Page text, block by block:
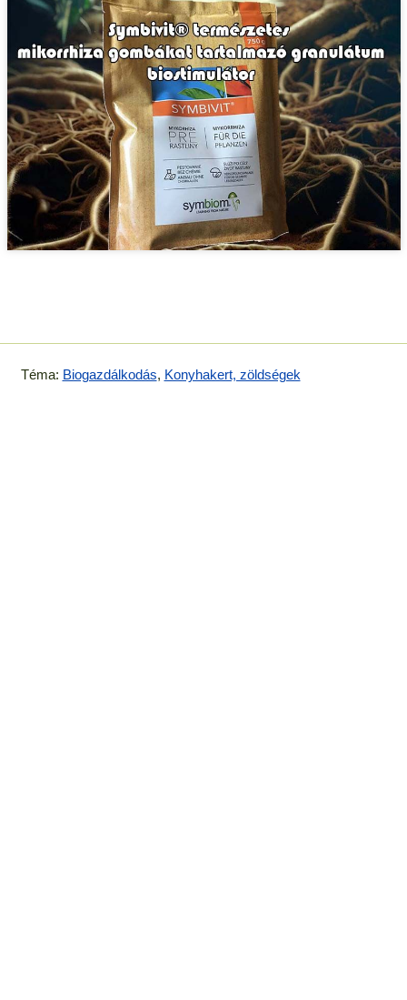
Téma: Biogazdálkodás, Konyhakert, zöldségek